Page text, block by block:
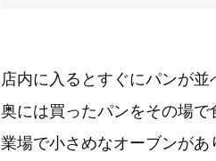
店内に入るとすぐにパンが並
奥には買ったパンをその場
業場で小さめなオーブンがあ